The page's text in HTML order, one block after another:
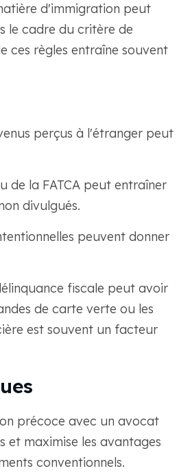
d'immigration peut
le cadre du critère de
ces règles entraîne souvent
perçus à l'étranger peut
de la FATCA peut entraîner
divulgués.
peuvent donner
fiscale peut avoir
de carte verte ou les
est souvent un facteur
précoce avec un avocat
et maximise les avantages
conventionnels.